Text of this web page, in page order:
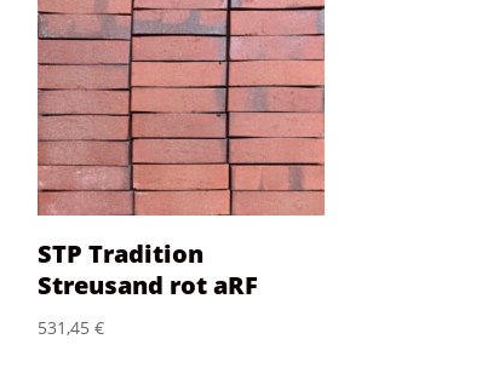
STP Tradition
Streusand rot aRF
531,45€